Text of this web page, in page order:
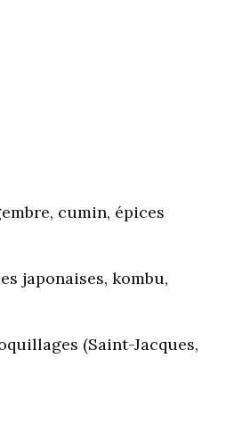
cumin, épices
japonaises, kombu,
(Saint-Jacques,